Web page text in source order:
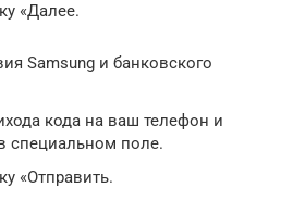
«Далее.
Samsung и банковского
кода на ваш телефон и
специальном поле.
«Отправить.